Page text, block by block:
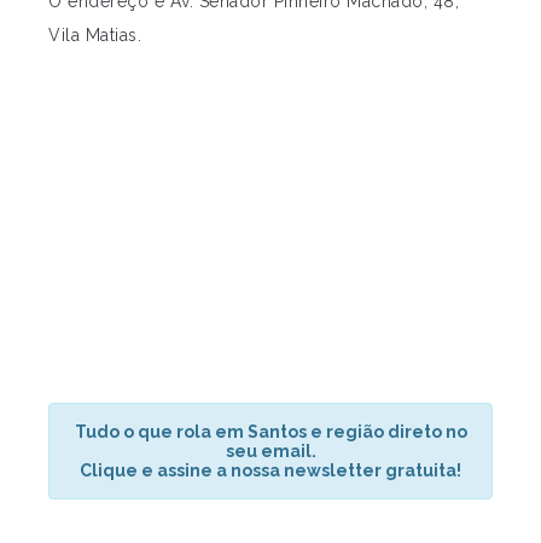
Vila Matias.
Tudo o que rola em Santos e região direto no
seu email.
Clique e assine a nossa newsletter gratuita!